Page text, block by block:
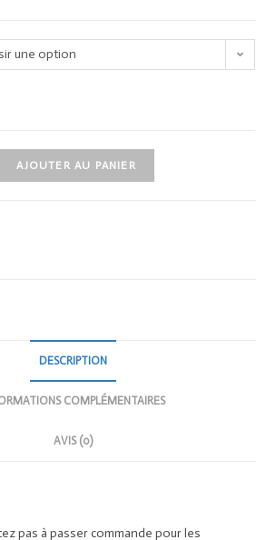
une option
AJOUTER AU PANIER
DESCRIPTION
COMPLÉMENTAIRES
AVIS (0)
pas à passer commande pour les